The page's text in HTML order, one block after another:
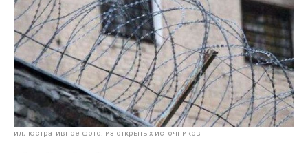
иллюстративное фото: из открытых источников